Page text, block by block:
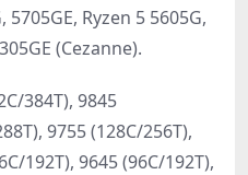
5705GE, Ryzen 5 5605G,
(Cezanne).
384T), 9845
9755 (128C/256T),
192T), 9645 (96C/192T),